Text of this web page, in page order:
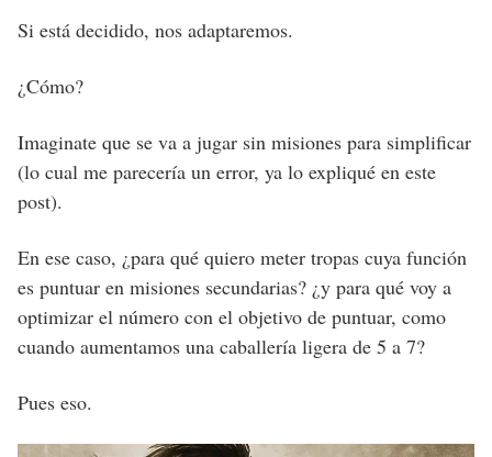
Si está decidido, nos adaptaremos.
¿Cómo?
Imaginate que se va a jugar sin misiones para simplificar
(lo cual me parecería un error, ya lo expliqué en este
post).
En ese caso, ¿para qué quiero meter tropas cuya función
es puntuar en misiones secundarias? ¿y para qué voy a
optimizar el número con el objetivo de puntuar, como
cuando aumentamos una caballería ligera de 5 a 7?
Pues eso.